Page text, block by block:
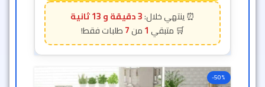
3 دقيقة و 11 ثانية
1
7
-50%